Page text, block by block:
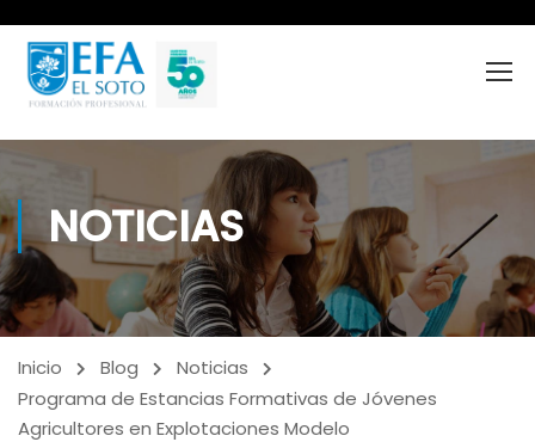
NOTICIAS
Inicio Blog
Noticias
Programa de Estancias Formativas de Jóvenes
Agricultores en Explotaciones Modelo